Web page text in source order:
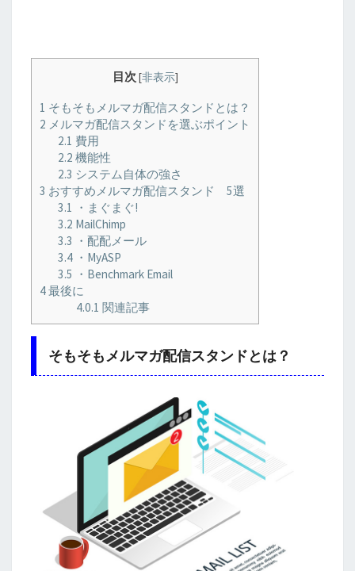
目次 [非表示]
1 そもそもメルマガ配信スタンドとは？
2 メルマガ配信スタンドを選ぶポイント
2.1 費用
2.2 機能性
2.3 システム自体の強さ
3 おすすめメルマガ配信スタンド 5選
3.1
・まぐまぐ!
3.2 MailChimp
3.3 ・配配メール
3.4・MyASP
3.5 ・Benchmark Email
4最後に
4.0.1 関連記事
そもそもメルマガ配信スタンドとは？